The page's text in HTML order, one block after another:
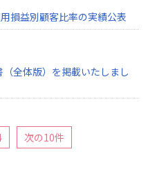
損益別顧客比率の実績公表
全体版）を掲載いたしまし
次の10件